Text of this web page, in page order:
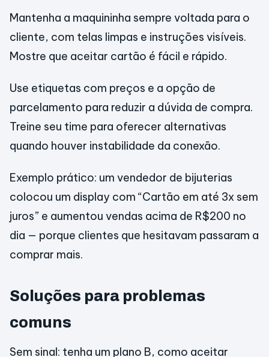
Mantenha a maquininha sempre voltada para o
cliente, com telas limpas e instruções visíveis.
Mostre que aceitar cartão é fácil e rápido.
Use etiquetas com preços e a opção de
parcelamento para reduzir a dúvida de compra.
Treine seu time para oferecer alternativas
quando houver instabilidade da conexão.
Exemplo prático: um vendedor de bijuterias
colocou um display com “Cartão em até 3x sem
juros” e aumentou vendas acima de R$200 no
dia — porque clientes que hesitavam passaram a
comprar mais.
Soluções para problemas
comuns
Sem sinal: tenha um plano B, como aceitar